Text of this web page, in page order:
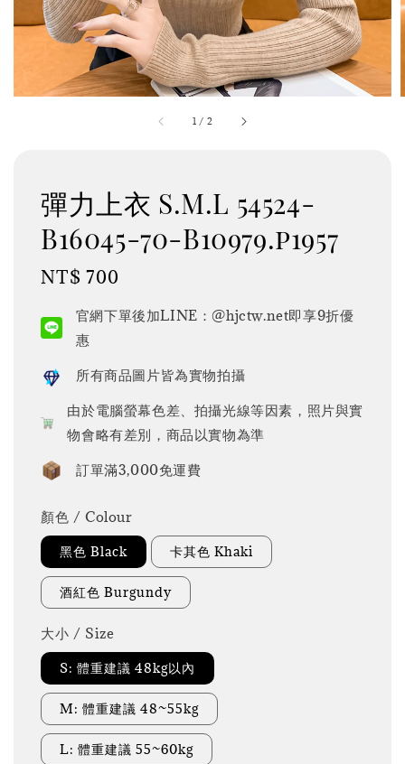
1 / 2
彈力上衣 S.M.L 54524-
B16045-70-B10979.p1957
Regular
NT$ 700
官網下單後加LINE：@hjctw.net即享9折優
惠
所有商品圖片皆為實物拍攝
由於電腦螢幕色差、拍攝光線等因素，照片與實
物會略有差別，商品以實物為準
訂單滿3,000免運費
顏色 / Colour
黑色 Black 卡其色 Khaki
酒紅色 Burgundy
大小 / Size
S: 體重建議 48kg以內
M: 體重建議 48~55kg
L: 體重建議 55~60kg